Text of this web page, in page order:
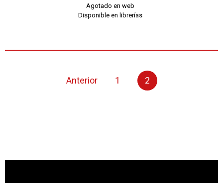
Agotado en web
Disponible en librerías
Anterior 1 2